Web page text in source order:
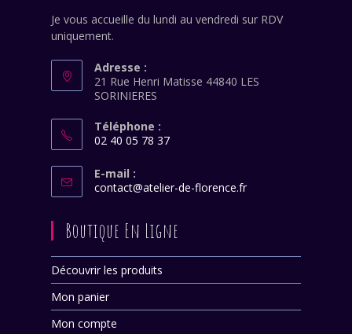
Je vous accueille du lundi au vendredi sur RDV
uniquement.
Adresse :
21 Rue Henri Matisse 44840 LES
SORINIERES
Téléphone :
02 40 05 78 37
dans
votre
E-mail :
contact@atelier-de-florence.frS’ouvre
Boutique En Ligne
Découvrir les produits
Mon panier
Mon compte